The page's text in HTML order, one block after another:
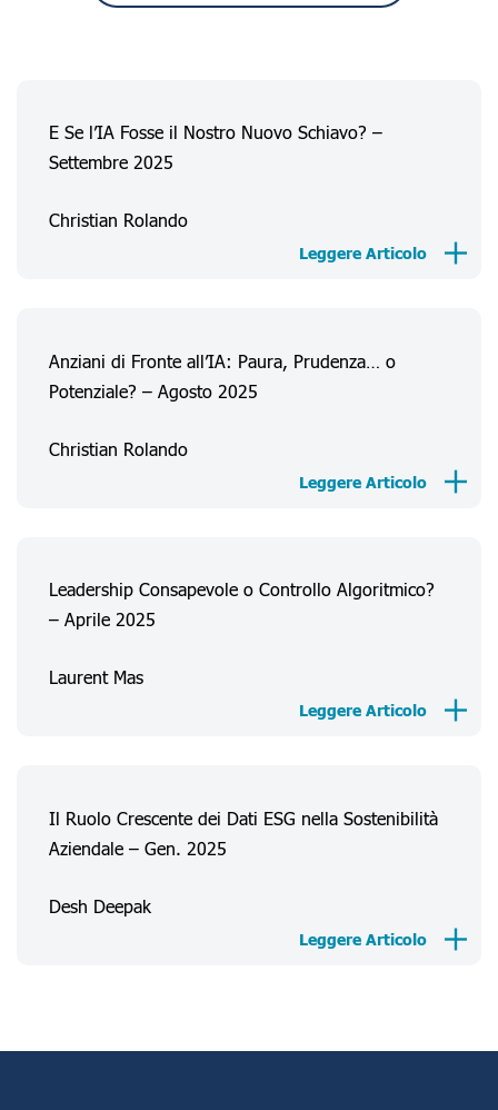
Esperienze Consumatore
Informazioni
Progetti
E Se l’IA Fosse il Nostro Nuovo Schiavo? –
Settembre 2025
Christian Rolando
Leggere Articolo
Anziani di Fronte all’IA: Paura, Prudenza… o
Potenziale? – Agosto 2025
Christian Rolando
Leggere Articolo
Leadership Consapevole o Controllo Algoritmico?
– Aprile 2025
Laurent Mas
Leggere Articolo
Il Ruolo Crescente dei Dati ESG nella Sostenibilità
Aziendale – Gen. 2025
Desh Deepak
Leggere Articolo